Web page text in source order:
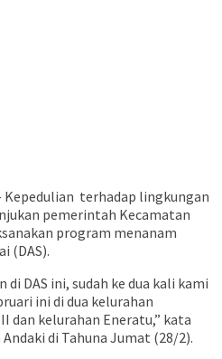
Kepedulian terhadap lingkungan
pemerintah Kecamatan
program menanam
(DAS).
DAS ini, sudah ke dua kali kami
ini di dua kelurahan
dan kelurahan Eneratu,” kata
di Tahuna Jumat (28/2).